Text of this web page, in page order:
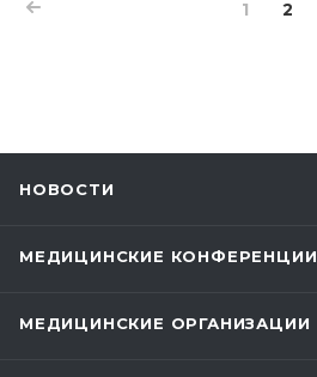
1 2
НОВОСТИ
МЕДИЦИНСКИЕ КОНФЕРЕНЦИИ
МЕДИЦИНСКИЕ ОРГАНИЗАЦИИ